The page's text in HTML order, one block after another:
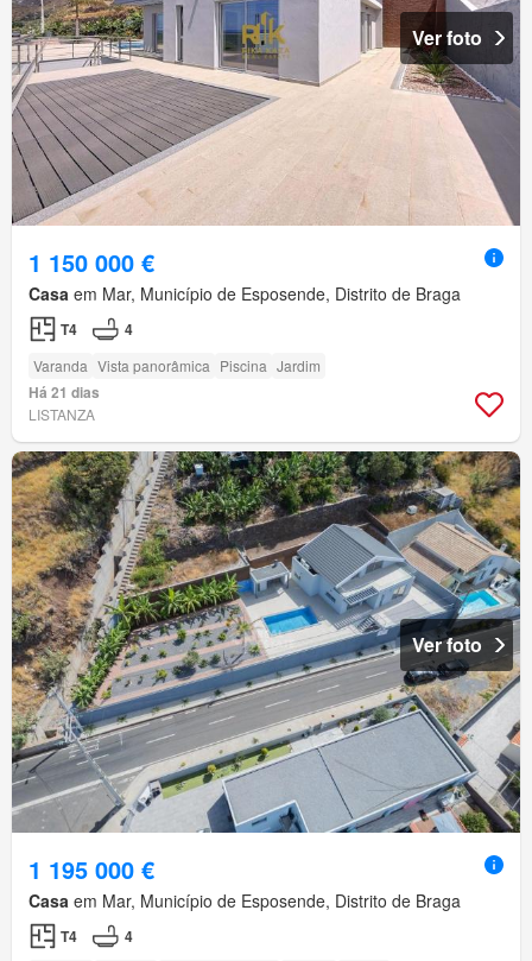
Ver foto
1 150 000 €
Casa em Mar, Município de Esposende, Distrito de Braga
T4 4
Varanda Vista panorâmica Piscina Jardim
Há 21 dias
LISTANZA
Ver foto
1 195 000 €
Casa em Mar, Município de Esposende, Distrito de Braga
T4 4